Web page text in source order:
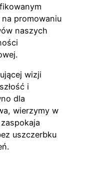
na promowaniu
naszych
wizji
i
dla
wierzymy w
uszczerbku